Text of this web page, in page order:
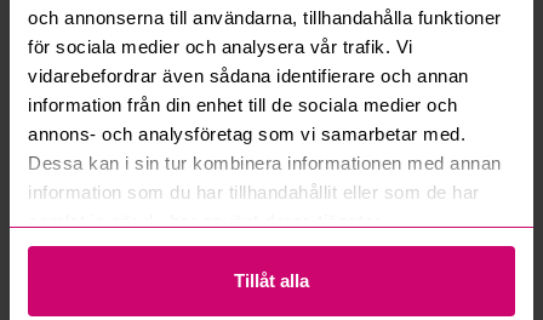
och annonserna till användarna, tillhandahålla funktioner
för sociala medier och analysera vår trafik. Vi
vidarebefordrar även sådana identifierare och annan
information från din enhet till de sociala medier och
annons- och analysföretag som vi samarbetar med.
Dessa kan i sin tur kombinera informationen med annan
information som du har tillhandahållit eller som de har
Tillåt alla
Kan ni frakta mina vunna objekt?
Läs fler frågor och svar
Mer från samma kategori